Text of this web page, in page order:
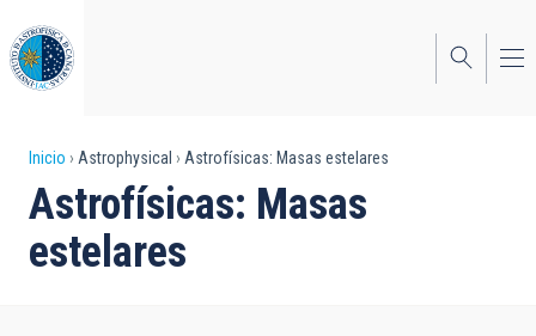
al
contenido
principal
Sobrescribir
enlaces
de
Inicio Astrophysical Astrofísicas: Masas estelares
Astrofísicas: Masas
estelares